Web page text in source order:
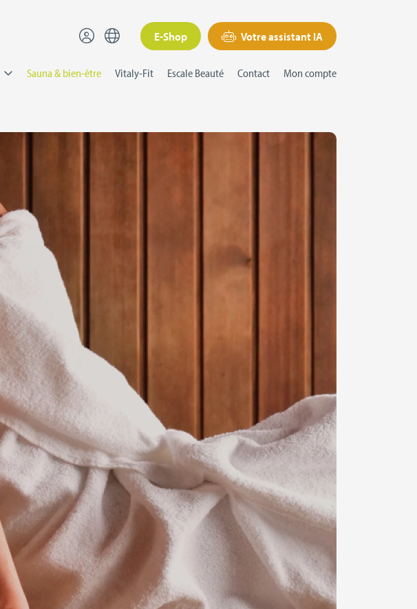
E-Shop Votre assistant IA
Sauna & bien-être Vitaly-Fit Escale Beauté Contact Mon compte